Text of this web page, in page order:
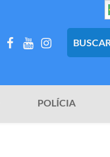
POLÍCIA